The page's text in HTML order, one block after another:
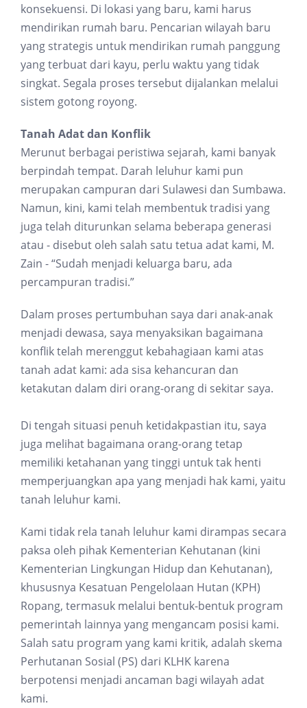
konsekuensi. Di lokasi yang baru, kami harus
mendirikan rumah baru. Pencarian wilayah baru
yang strategis untuk mendirikan rumah panggung
yang terbuat dari kayu, perlu waktu yang tidak
singkat. Segala proses tersebut dijalankan melalui
sistem gotong royong.
Tanah Adat dan Konflik
Merunut berbagai peristiwa sejarah, kami banyak
berpindah tempat. Darah leluhur kami pun
merupakan campuran dari Sulawesi dan Sumbawa.
Namun, kini, kami telah membentuk tradisi yang
juga telah diturunkan selama beberapa generasi
atau - disebut oleh salah satu tetua adat kami, M.
Zain - “Sudah menjadi keluarga baru, ada
percampuran tradisi.”
Dalam proses pertumbuhan saya dari anak-anak
menjadi dewasa, saya menyaksikan bagaimana
konflik telah merenggut kebahagiaan kami atas
tanah adat kami: ada sisa kehancuran dan
ketakutan dalam diri orang-orang di sekitar saya.
Di tengah situasi penuh ketidakpastian itu, saya
juga melihat bagaimana orang-orang tetap
memiliki ketahanan yang tinggi untuk tak henti
memperjuangkan apa yang menjadi hak kami, yaitu
tanah leluhur kami.
Kami tidak rela tanah leluhur kami dirampas secara
paksa oleh pihak Kementerian Kehutanan (kini
Kementerian Lingkungan Hidup dan Kehutanan),
khususnya Kesatuan Pengelolaan Hutan (KPH)
Ropang, termasuk melalui bentuk-bentuk program
pemerintah lainnya yang mengancam posisi kami.
Salah satu program yang kami kritik, adalah skema
Perhutanan Sosial (PS) dari KLHK karena
berpotensi menjadi ancaman bagi wilayah adat
kami.